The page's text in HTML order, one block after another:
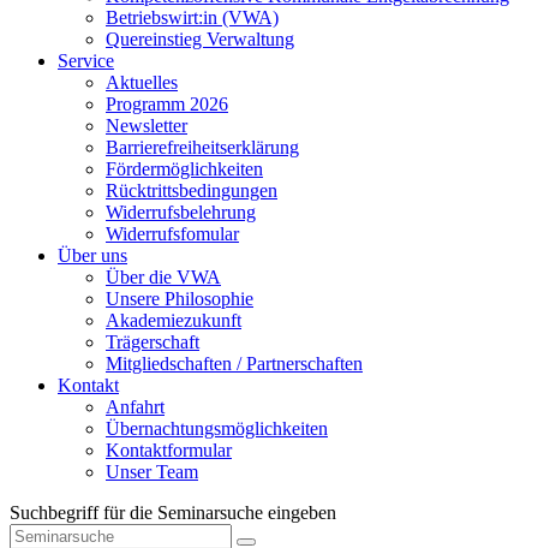
Betriebswirt:in (VWA)
Quereinstieg Verwaltung
Service
Aktuelles
Programm 2026
Newsletter
Barrierefreiheitserklärung
Fördermöglichkeiten
Rücktrittsbedingungen
Widerrufsbelehrung
Widerrufsfomular
Über uns
Über die VWA
Unsere Philosophie
Akademiezukunft
Trägerschaft
Mitgliedschaften / Partnerschaften
Kontakt
Anfahrt
Übernachtungsmöglichkeiten
Kontaktformular
Unser Team
Suchbegriff für die Seminarsuche eingeben